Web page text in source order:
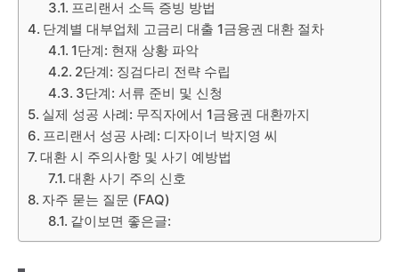
프리랜서 소득 증빙 방법
단계별 대부업체 고금리 대출 1금융권 대환 절차
1단계: 현재 상황 파악
2단계: 징검다리 전략 수립
3단계: 서류 준비 및 신청
실제 성공 사례: 무직자에서 1금융권 대환까지
프리랜서 성공 사례: 디자이너 박지영 씨
대환 시 주의사항 및 사기 예방법
대환 사기 주의 신호
자주 묻는 질문 (FAQ)
같이보면 좋은글: